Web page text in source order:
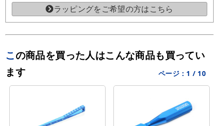
ラッピングをご希望の方はこちら
この商品を買った人はこんな商品も買ってい
ます
ページ： 1 / 10